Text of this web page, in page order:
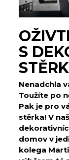
S
Nenadchla
Toužíte po
Pak je pro
stěrka! V
domov v
kolega